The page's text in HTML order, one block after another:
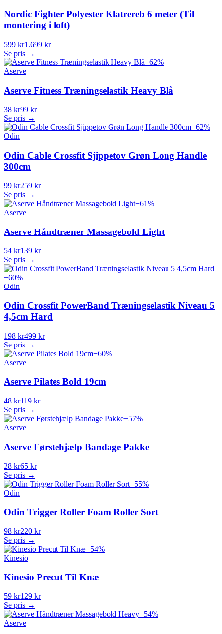
Nordic Fighter Polyester Klatrereb 6 meter (Til
montering i loft)
599 kr1.699 kr
Se pris →
−62%
Aserve
Aserve Fitness Træningselastik Heavy Blå
38 kr99 kr
Se pris →
−62%
Odin
Odin Cable Crossfit Sjippetov Grøn Long Handle
300cm
99 kr259 kr
Se pris →
−61%
Aserve
Aserve Håndtræner Massagebold Light
54 kr139 kr
Se pris →
−60%
Odin
Odin Crossfit PowerBand Træningselastik Niveau 5
4,5cm Hard
198 kr499 kr
Se pris →
−60%
Aserve
Aserve Pilates Bold 19cm
48 kr119 kr
Se pris →
−57%
Aserve
Aserve Førstehjælp Bandage Pakke
28 kr65 kr
Se pris →
−55%
Odin
Odin Trigger Roller Foam Roller Sort
98 kr220 kr
Se pris →
−54%
Kinesio
Kinesio Precut Til Knæ
59 kr129 kr
Se pris →
−54%
Aserve